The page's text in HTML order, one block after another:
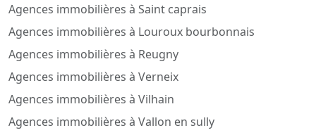
Agences immobilières à Saint caprais
Agences immobilières à Louroux bourbonnais
Agences immobilières à Reugny
Agences immobilières à Verneix
Agences immobilières à Vilhain
Agences immobilières à Vallon en sully